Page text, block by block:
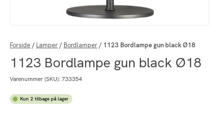
Forside / Lamper / Bordlamper / 1123 Bordlampe gun black Ø18
1123 Bordlampe gun black Ø18
Varenummer (SKU): 733354
Kun 2 tilbage på lager